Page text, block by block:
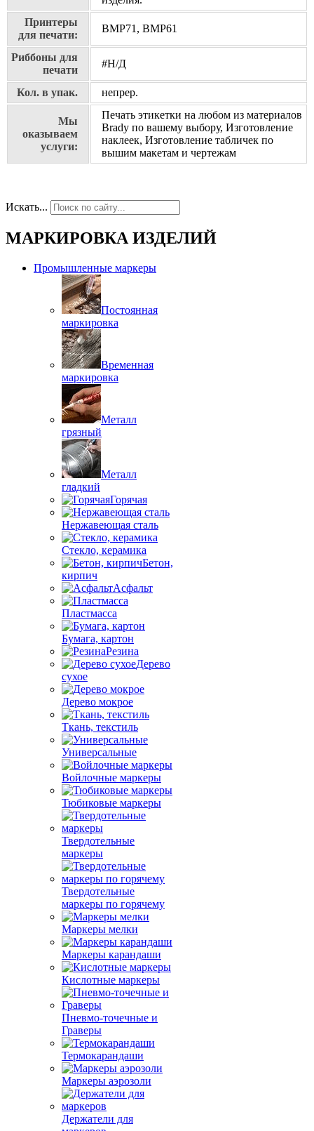
Принтеры
для печати:
BMP71, BMP61
Риббоны для
печати
#Н/Д
Кол. в упак. непрер.
Мы
оказываем
услуги:
Печать этикетки на любом из материалов
Brady по вашему выбору, Изготовление
наклеек, Изготовление табличек по
вышим макетам и чертежам
Искать...
МАРКИРОВКА ИЗДЕЛИЙ
Промышленные маркеры
Постоянная
маркировка
Временная
маркировка
Металл
грязный
Металл
гладкий
Горячая
Нержавеющая сталь
Стекло, керамика
Бетон,
кирпич
Асфальт
Пластмасса
Бумага, картон
Резина
Дерево
сухое
Дерево мокрое
Ткань, текстиль
Универсальные
Войлочные маркеры
Тюбиковые маркеры
Твердотельные
маркеры
Твердотельные
маркеры по горячему
Маркеры мелки
Маркеры карандаши
Кислотные маркеры
Пневмо-точечные и
Граверы
Термокарандаши
Маркеры аэрозоли
Держатели для